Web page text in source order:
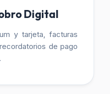
Digital
y tarjeta, facturas
de pago